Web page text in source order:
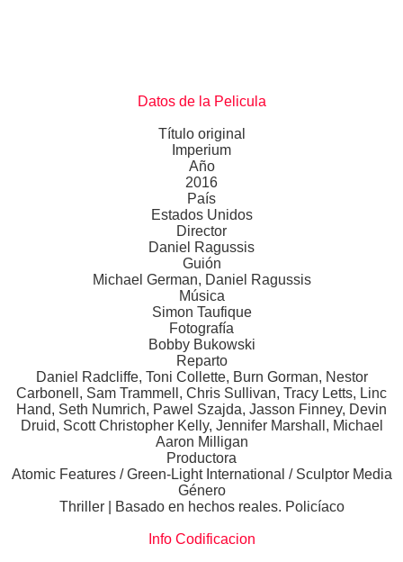
Datos de la Pelicula
Título original
Imperium
Año
2016
País
Estados Unidos
Director
Daniel Ragussis
Guión
Michael German, Daniel Ragussis
Música
Simon Taufique
Fotografía
Bobby Bukowski
Reparto
Daniel Radcliffe, Toni Collette, Burn Gorman, Nestor
Carbonell, Sam Trammell, Chris Sullivan, Tracy Letts, Linc
Hand, Seth Numrich, Pawel Szajda, Jasson Finney, Devin
Druid, Scott Christopher Kelly, Jennifer Marshall, Michael
Aaron Milligan
Productora
Atomic Features / Green-Light International / Sculptor Media
Género
Thriller | Basado en hechos reales. Policíaco
Info Codificacion